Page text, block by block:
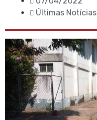
Últimas Notícias